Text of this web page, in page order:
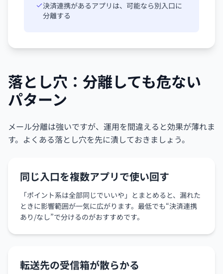
決済連携があるアプリは、可能なら別入口に
分離する
落とし穴：分離しても危ない
パターン
メール分離は強いですが、運用を間違えると効果が薄れま
す。よくある落とし穴を先に潰しておきましょう。
同じ入口を複数アプリで使い回す
「ポイント系は全部同じでいいや」とまとめると、漏れた
ときに影響範囲が一気に広がります。最低でも“決済連携
あり/なし”で分けるのがおすすめです。
転送先の受信箱が散らかる